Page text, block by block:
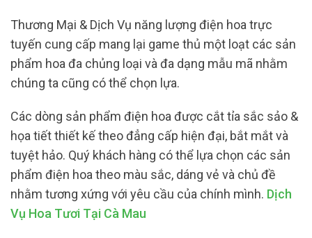
Thương Mại & Dịch Vụ năng lượng điện hoa trực
tuyến cung cấp mang lại game thủ một loạt các sản
phẩm hoa đa chủng loại và đa dạng mẫu mã nhằm
chúng ta cũng có thể chọn lựa.
Các dòng sản phẩm điện hoa được cắt tỉa sắc sảo &
họa tiết thiết kế theo đẳng cấp hiện đại, bắt mắt và
tuyệt hảo. Quý khách hàng có thể lựa chọn các sản
phẩm điện hoa theo màu sắc, dáng vẻ và chủ đề
nhằm tương xứng với yêu cầu của chính mình. Dịch
Vụ Hoa Tươi Tại Cà Mau